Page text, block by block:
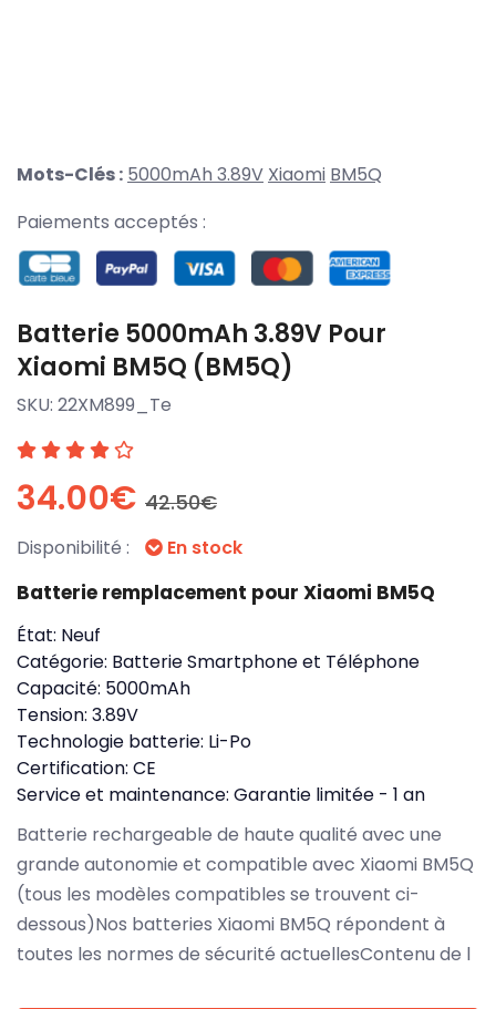
Mots-Clés : 5000mAh 3.89V Xiaomi BM5Q
Paiements acceptés :
Batterie 5000mAh 3.89V Pour
Xiaomi BM5Q (BM5Q)
SKU: 22XM899_Te
34.00€ 42.50€
Disponibilité : En stock
Batterie remplacement pour Xiaomi BM5Q
État: Neuf
Catégorie: Batterie Smartphone et Téléphone
Capacité: 5000mAh
Tension: 3.89V
Technologie batterie: Li-Po
Certification: CE
Service et maintenance: Garantie limitée - 1 an
Batterie rechargeable de haute qualité avec une
grande autonomie et compatible avec Xiaomi BM5Q
(tous les modèles compatibles se trouvent ci-
dessous)Nos batteries Xiaomi BM5Q répondent à
toutes les normes de sécurité actuellesContenu de l